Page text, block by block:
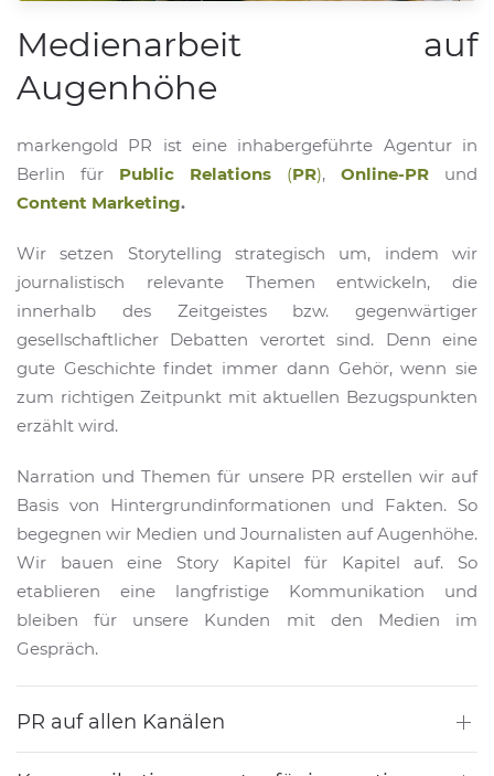
Medienarbeit auf
Augenhöhe
markengold PR ist eine inhabergeführte Agentur in
Berlin für Public Relations (PR), Online-PR und
Content Marketing.
Wir setzen Storytelling strategisch um, indem wir
journalistisch relevante Themen entwickeln, die
innerhalb des Zeitgeistes bzw. gegenwärtiger
gesellschaftlicher Debatten verortet sind. Denn eine
gute Geschichte findet immer dann Gehör, wenn sie
zum richtigen Zeitpunkt mit aktuellen Bezugspunkten
erzählt wird.
Narration und Themen für unsere PR erstellen wir auf
Basis von Hintergrundinformationen und Fakten. So
begegnen wir Medien und Journalisten auf Augenhöhe.
Wir bauen eine Story Kapitel für Kapitel auf. So
etablieren eine langfristige Kommunikation und
bleiben für unsere Kunden mit den Medien im
Gespräch.
PR auf allen Kanälen